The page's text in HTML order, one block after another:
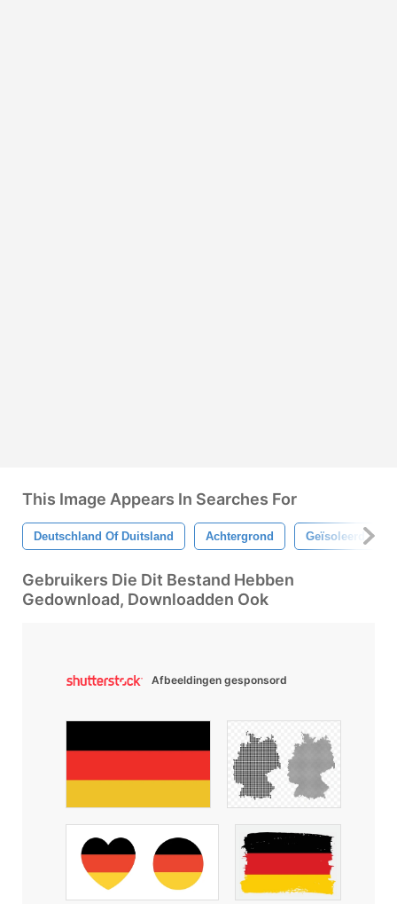
This Image Appears In Searches For
Deutschland Of Duitsland Achtergrond Geïsoleerd
Gebruikers Die Dit Bestand Hebben
Gedownload, Downloadden Ook
Afbeeldingen gesponsord